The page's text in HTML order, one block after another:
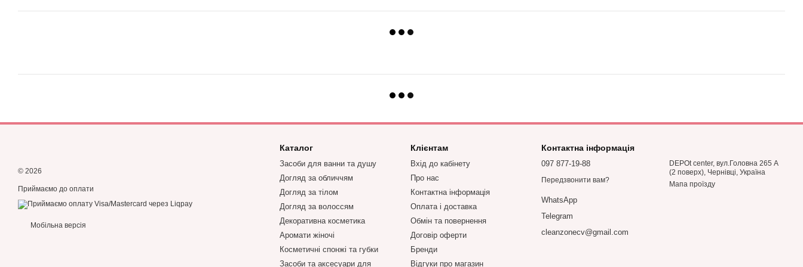
© 2026
Приймаємо до оплати
Мобільна версія
Каталог
Засоби для ванни та душу
Догляд за обличчям
Догляд за тілом
Догляд за волоссям
Декоративна косметика
Аромати жіночі
Косметичні спонжі та губки
Засоби та аксесуари для
Клієнтам
Вхід до кабінету
Про нас
Контактна інформація
Оплата і доставка
Обмін та повернення
Договір оферти
Бренди
Відгуки про магазин
Контактна інформація
097 877-19-88
Передзвонити вам?
WhatsApp
Telegram
cleanzonecv@gmail.com
DEPOt center, вул.Головна 265 А
(2 поверх), Чернівці, Україна
Мапа проїзду